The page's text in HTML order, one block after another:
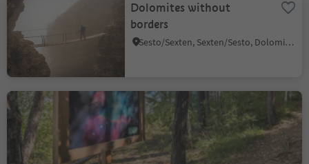
Dolomites without
borders
Sesto/Sexten, Sexten/Sesto, Dolomites Region 3 Zinnen
Open-air exhibition at
Pstosser Bühl